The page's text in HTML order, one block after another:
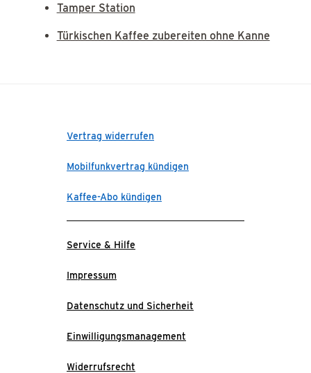
Tamper Station
Türkischen Kaffee zubereiten ohne Kanne
Vertrag widerrufen
Mobilfunkvertrag kündigen
Kaffee-Abo kündigen
Service & Hilfe
Impressum
Datenschutz und Sicherheit
Einwilligungsmanagement
Widerrufsrecht